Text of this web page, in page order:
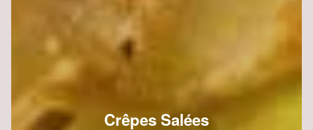
Crêpes Salées